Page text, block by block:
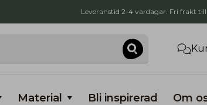
Leveranstid 2-4 vardagar. Fri frakt
Material Bli inspirerad Om